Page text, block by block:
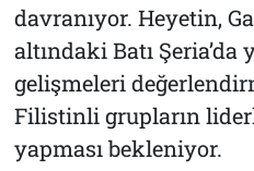
davranıyor. Heyetin,
altındaki Batı Şeria’da
gelişmeleri
Filistinli grupların
yapması bekleniyor.